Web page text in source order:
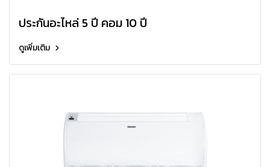
ประกันอะไหล่ 5 ปี คอม 10 ปี
ดูเพิ่มเติม